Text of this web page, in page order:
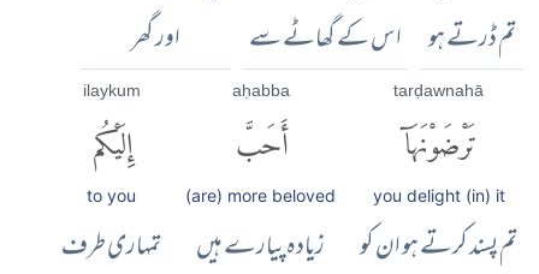
تم ڈرتے ہو اس کے گھاٹے سے اور گھر
tarḍawnahā
تَرْضَوْنَهَآ
you delight (in) it
تم پسند کرتے ہو ان کو
aḥabba
أَحَبَّ
(are) more beloved
زیادہ پیارے ہیں
ilaykum
إِلَيْكُم
to you
تمہاری طرف